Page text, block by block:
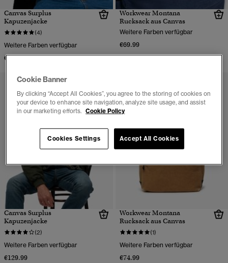
Canvas Surplus
Kapuzenjacke
(4)
Weitere Farben verfügbar
€129.99
Workwear Montana
Rucksack aus Canvas
Weitere Farben verfügbar
€69.99
Canvas Surplus
Kapuzenjacke
(2)
Weitere Farben verfügbar
€129.99
Workwear Montana
Rucksack aus Canvas
(1)
Weitere Farben verfügbar
€74.99
Cookie Banner
By clicking “Accept All Cookies”, you agree to the storing of cookies on
your device to enhance site navigation, analyze site usage, and assist
in our marketing efforts. Cookie Policy
Accept All Cookies
Cookies Settings